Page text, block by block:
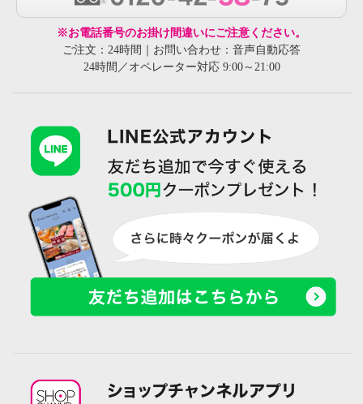
※お電話番号のお掛け間違いにご注意ください。
ご注文：24時間｜お問い合わせ：音声自動応答
24時間／オペレーター対応 9:00～21:00